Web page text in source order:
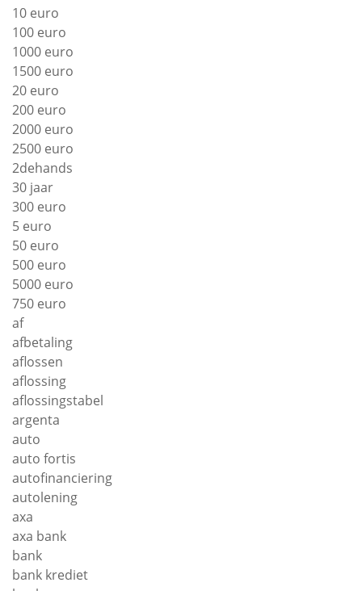
10 euro
100 euro
1000 euro
1500 euro
20 euro
200 euro
2000 euro
2500 euro
2dehands
30 jaar
300 euro
5 euro
50 euro
500 euro
5000 euro
750 euro
af
afbetaling
aflossen
aflossing
aflossingstabel
argenta
auto
auto fortis
autofinanciering
autolening
axa
axa bank
bank
bank krediet